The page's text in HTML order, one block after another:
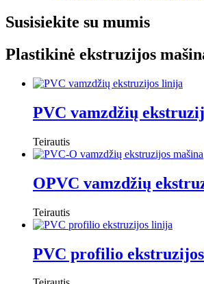
Susisiekite su mumis
Plastikinė ekstruzijos
PVC vamzdžių
Teirautis
OPVC vamzdžių
Teirautis
PVC profilio